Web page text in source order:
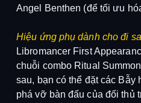
Angel Benthen (để tối ưu
Hiệu ứng phụ dành cho đi
Libromancer First
chuỗi combo Ritual
sau, bạn có thể đặt các Bẫy
phá vỡ bàn đấu của đối thủ